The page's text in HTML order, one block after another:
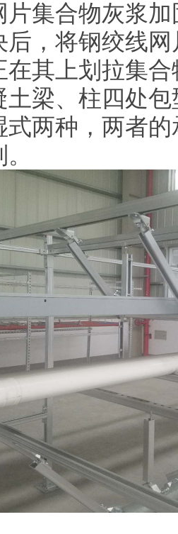
片集合物灰浆
后，将钢绞线
在其上划拉集
土梁、柱四处
式两种，两者